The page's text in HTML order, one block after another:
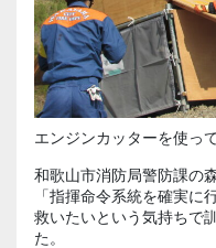
エンジンカッターを使っ
和歌山市消防局警防課の
「指揮命令系統を確実に
救いたいという気持ちで
た。